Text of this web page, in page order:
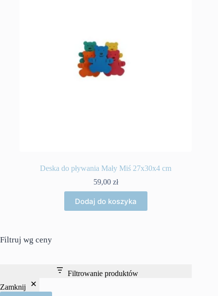
Deska do pływania Mały Miś 27x30x4 cm
59,00 zł
Dodaj do koszyka
Filtruj wg ceny
Filtrowanie produktów
Zamknij